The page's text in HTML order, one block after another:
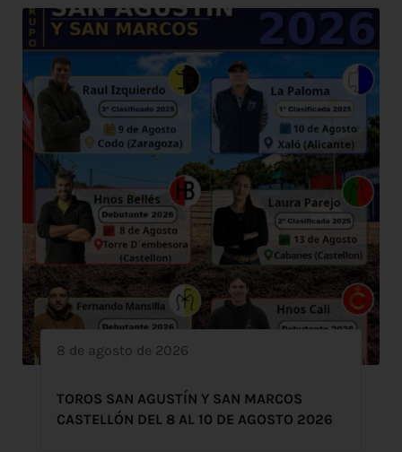
8 de agosto de 2026
TOROS SAN AGUSTÍN Y SAN MARCOS
CASTELLÓN DEL 8 AL 10 DE AGOSTO 2026